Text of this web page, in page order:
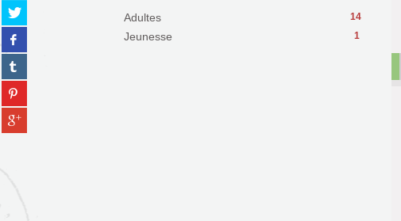
Partager
sur
twitter
(Nouvelle
fenêtre)
Partager
sur
facebook
(Nouvelle
fenêtre)
Partager
sur
tumblr
(Nouvelle
fenêtre)
Partager
sur
pinterest
(Nouvelle
Partager
sur
14
Adultes
1
Jeunesse